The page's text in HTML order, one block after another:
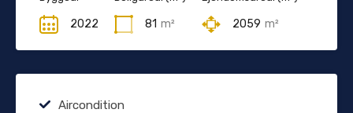
2022 81 m² 2059 m²
Aircondition